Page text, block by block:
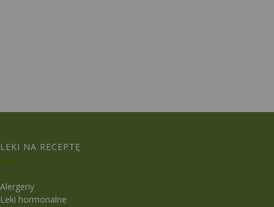
LEKI NA RECEPTĘ
Alergeny
Leki hormonalne